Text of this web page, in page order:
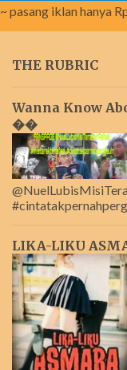
~ pasang iklan hanya
THE RUBRIC
Wanna Know
��
LIKA-LIKU